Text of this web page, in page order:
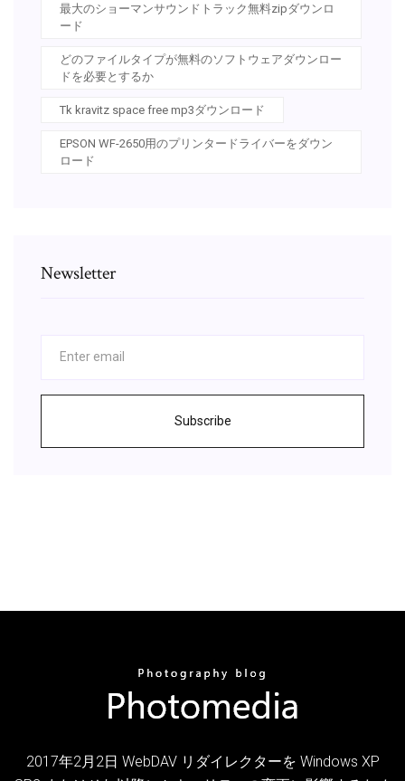
最大のショーマンサウンドトラック無料zipダウンロ
ード
どのファイルタイプが無料のソフトウェアダウンロー
ドを必要とするか
Tk kravitz space free mp3ダウンロード
EPSON WF-2650用のプリンタードライバーをダウン
ロード
Newsletter
Subscribe
2017年2月2日 WebDAV リダイレクターを Windows XP